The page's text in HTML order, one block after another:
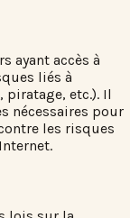
ayant accès à
liés à
piratage, etc.). Il
nécessaires pour
les risques